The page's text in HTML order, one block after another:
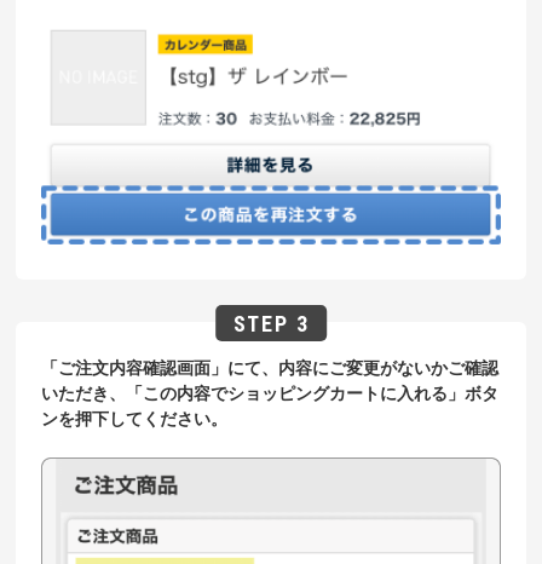
「ご注文内容確認画面」にて、内容にご変更がないかご確認
いただき、「この内容でショッピングカートに入れる」ボタ
ンを押下してください。